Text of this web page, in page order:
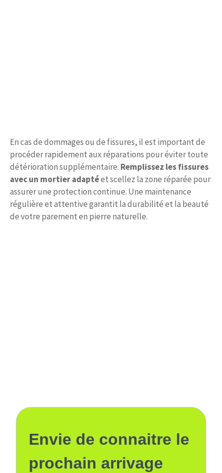
En cas de dommages ou de fissures, il est important de
procéder rapidement aux réparations pour éviter toute
détérioration supplémentaire. Remplissez les fissures
avec un mortier adaptéet scellez la zone réparée pour
assurer une protection continue. Une maintenance
régulière et attentive garantit la durabilité et la beauté
de votre parement en pierre naturelle.
Envie de connaitre le
prochain arrivage